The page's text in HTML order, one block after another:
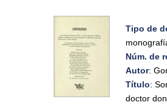
Tipo de
Núm. de
Autor:
Título:
doctor